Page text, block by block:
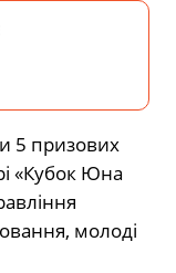
5 призових
«Кубок Юна
молоді